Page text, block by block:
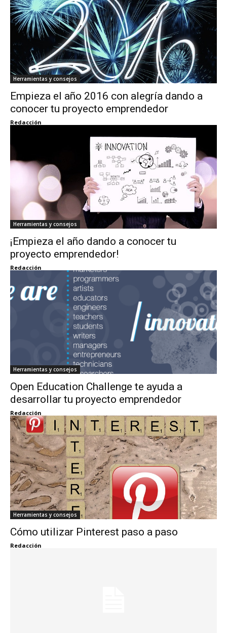
Herramientas y consejos
Empieza el año 2016 con alegría dando a
conocer tu proyecto emprendedor
Redacción
Herramientas y consejos
¡Empieza el año dando a conocer tu
proyecto emprendedor!
Redacción
Herramientas y consejos
Open Education Challenge te ayuda a
desarrollar tu proyecto emprendedor
Redacción
Herramientas y consejos
Cómo utilizar Pinterest paso a paso
Redacción